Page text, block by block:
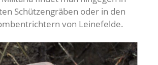
Schützengräben oder in den
von Leinefelde.